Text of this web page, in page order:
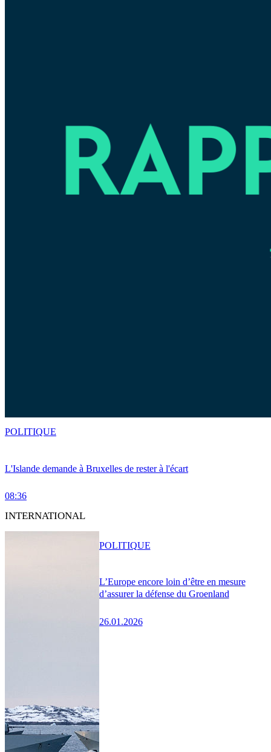
L'Islande demande à Bruxelles de rester à l'écart
08:36
POLITIQUE
INTERNATIONAL
L’Europe encore loin d’être en mesure
d’assurer la défense du Groenland
26.01.2026
POLITIQUE